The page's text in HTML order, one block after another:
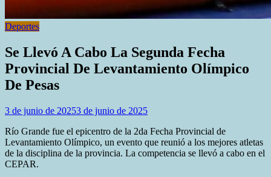
Deportes
Se Llevó A Cabo La Segunda Fecha
Provincial De Levantamiento Olímpico
De Pesas
3 de junio de 20253 de junio de 2025
Río Grande fue el epicentro de la 2da Fecha Provincial de
Levantamiento Olímpico, un evento que reunió a los mejores atletas
de la disciplina de la provincia. La competencia se llevó a cabo en el
CEPAR.